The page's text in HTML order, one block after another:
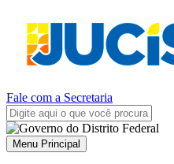
Fale com a Secretaria
Menu Principal